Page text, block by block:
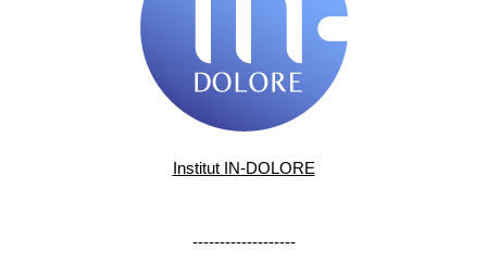
Institut IN-DOLORE
-------------------